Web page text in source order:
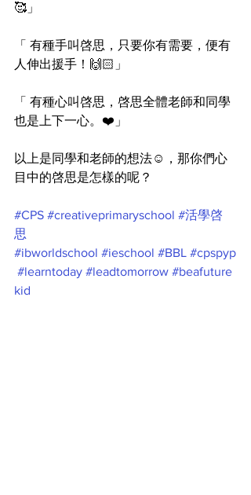
🥰」
「 有種手叫啓思，只要你有需要，便有
人伸出援手！🙌🏻」
「 有種心叫啓思，啓思全體老師和同學
也是上下一心。❤️」
以上是同學和老師的想法☺️，那你們心
目中的啓思是怎樣的呢？
#CPS #creativeprimaryschool #活學啓
思
#ibworldschool #ieschool #BBL #cpspyp
#learntoday #leadtomorrow #beafuture
kid